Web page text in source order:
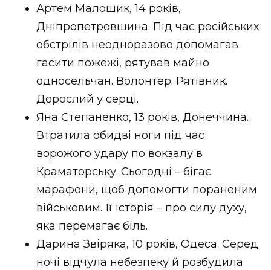
Артем Малошик, 14 років,
Дніпропетровщина. Під час російських
обстрілів неодноразово допомагав
гасити пожежі, рятував майно
односельчан. Волонтер. Рятівник.
Дорослий у серці.
Яна Степаненко, 13 років, Донеччина.
Втратила обидві ноги під час
ворожого удару по вокзалу в
Краматорську. Сьогодні – бігає
марафони, щоб допомогти пораненим
військовим. Її історія – про силу духу,
яка перемагає біль.
Дарина Звіряка, 10 років, Одеса. Серед
ночі відчула небезпеку й розбудила